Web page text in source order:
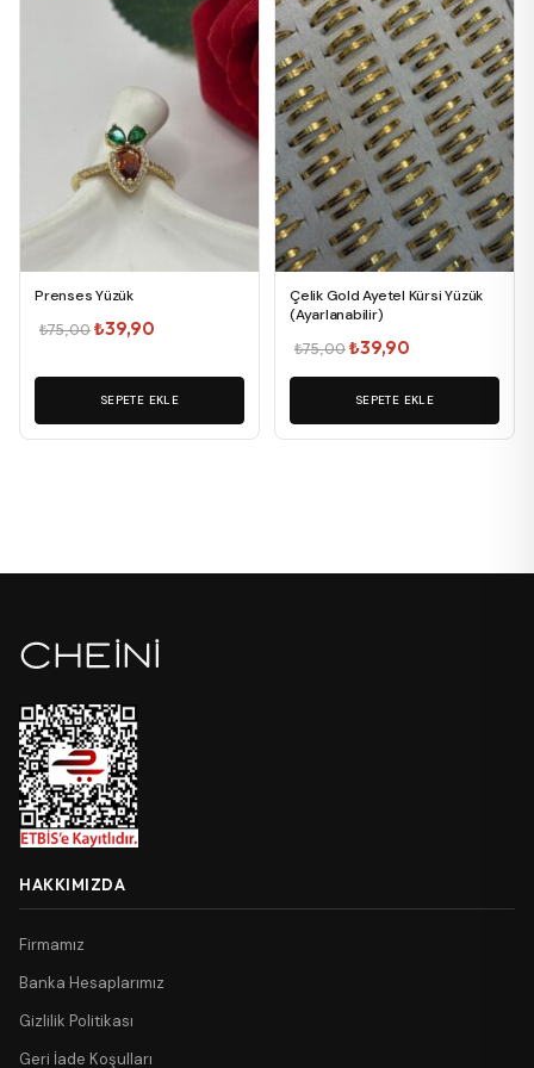
Prenses Yüzük
₺75,00Orijinal
₺39,90
SEPETE EKLE
Çelik Gold Ayetel Kürsi Yüzük
(Ayarlanabilir)
₺75,00Orijinal
fiyat:
₺75,00.
₺39,90
andaki
fiyat:
SEPETE EKLE
HAKKIMIZDA
Firmamız
Banka Hesaplarımız
Gizlilik Politikası
Geri İade Koşulları